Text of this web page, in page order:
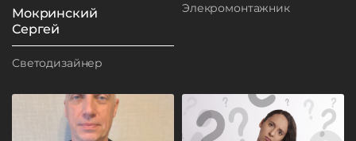
Мокринский
Сергей
Светодизайнер
Элекромонтажник